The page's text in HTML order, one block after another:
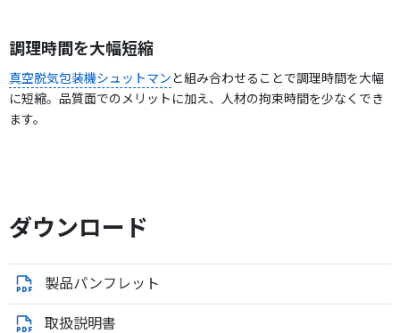
調理時間を大幅短縮
真空脱気包装機シュットマンと組み合わせることで調理時間を大幅
に短縮。品質面でのメリットに加え、人材の拘束時間を少なくでき
ます。
ダウンロード
製品パンフレット
取扱説明書